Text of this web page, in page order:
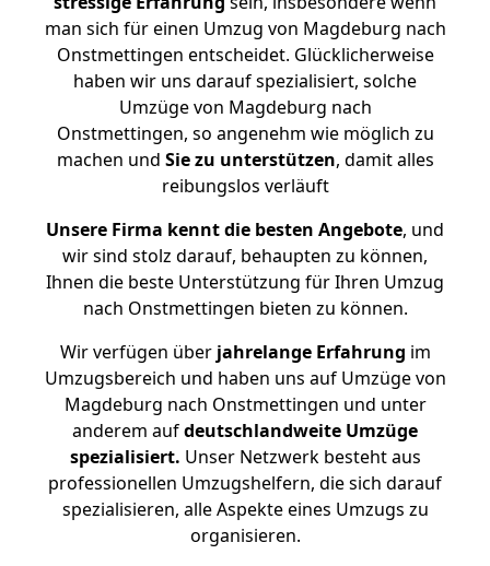
man sich für einen Umzug von Magdeburg nach
Onstmettingen entscheidet. Glücklicherweise
haben wir uns darauf spezialisiert, solche
Umzüge von Magdeburg nach
Onstmettingen, so angenehm wie möglich zu
machen und Sie zu unterstützen, damit alles
reibungslos verläuft
Unsere Firma kennt die besten Angebote, und
wir sind stolz darauf, behaupten zu können,
Ihnen die beste Unterstützung für Ihren Umzug
nach Onstmettingen bieten zu können.
Wir verfügen überjahrelange Erfahrung im
Umzugsbereich und haben uns auf Umzüge von
Magdeburg nach Onstmettingen und unter
anderem aufdeutschlandweite Umzüge
spezialisiert. Unser Netzwerk besteht aus
professionellen Umzugshelfern, die sich darauf
spezialisieren, alle Aspekte eines Umzugs zu
organisieren.